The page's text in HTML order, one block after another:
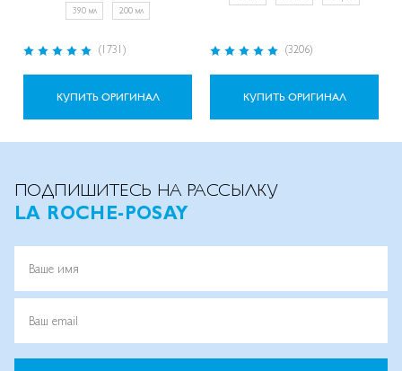
390 мл 200 мл
Рейтинг:
(1731)
КУПИТЬ ОРИГИНАЛ
Рейтинг:
(3206)
КУПИТЬ ОРИГИНАЛ
ПОДПИШИТЕСЬ НА РАССЫЛКУ
LA ROCHE-POSAY
Ваше имя
Ваш email